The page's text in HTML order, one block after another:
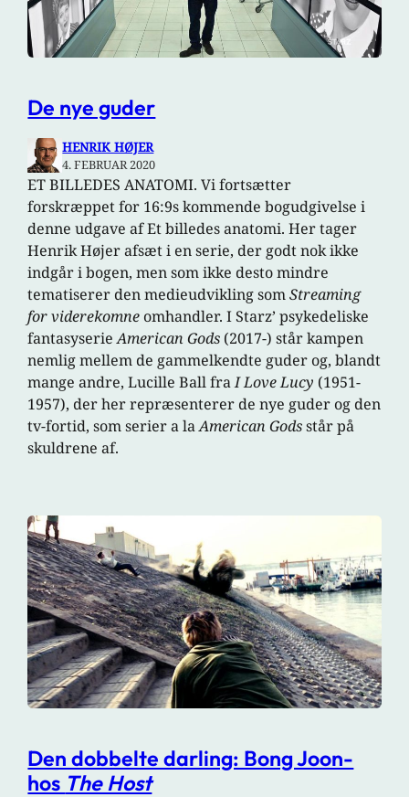
De nye guder
HENRIK HØJER
4. FEBRUAR 2020
ET BILLEDES ANATOMI. Vi fortsætter
forskræppet for 16:9s kommende bogudgivelse i
denne udgave af Et billedes anatomi. Her tager
Henrik Højer afsæt i en serie, der godt nok ikke
indgår i bogen, men som ikke desto mindre
tematiserer den medieudvikling somStreaming
for viderekomne omhandler. I Starz’ psykedeliske
fantasyserieAmerican Gods (2017-) står kampen
nemlig mellem de gammelkendte guder og, blandt
mange andre, Lucille Ball fraI Love Lucy (1951-
1957), der her repræsenterer de nye guder og den
tv-fortid, som serier a laAmerican Godsstår på
skuldrene af.
Den dobbelte darling: Bong Joon-
hos The Host